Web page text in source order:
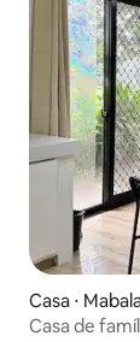
Casa ⋅
Casa de